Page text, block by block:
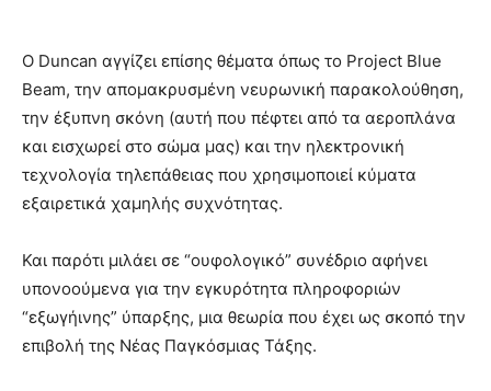
Ο Duncan αγγίζει επίσης θέματα όπως το Project Blue
Beam, την απομακρυσμένη νευρωνική παρακολούθηση,
την έξυπνη σκόνη (αυτή που πέφτει από τα αεροπλάνα
και εισχωρεί στο σώμα μας) και την ηλεκτρονική
τεχνολογία τηλεπάθειας που χρησιμοποιεί κύματα
εξαιρετικά χαμηλής συχνότητας.
Και παρότι μιλάει σε “ουφολογικό” συνέδριο αφήνει
υπονοούμενα για την εγκυρότητα πληροφοριών
“εξωγήινης” ύπαρξης, μια θεωρία που έχει ως σκοπό την
επιβολή της Νέας Παγκόσμιας Τάξης.